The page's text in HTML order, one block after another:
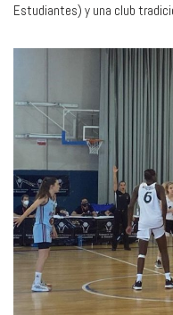
Estudiantes) y una club